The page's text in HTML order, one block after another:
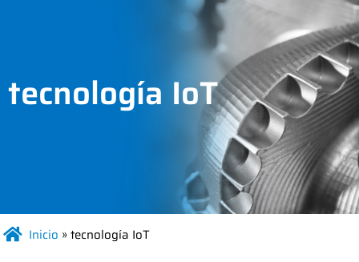
tecnología IoT
Inicio »tecnología IoT